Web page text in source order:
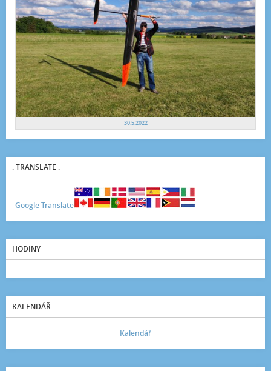
30.5.2022
. TRANSLATE .
Google Translate
HODINY
KALENDÁŘ
Kalendář